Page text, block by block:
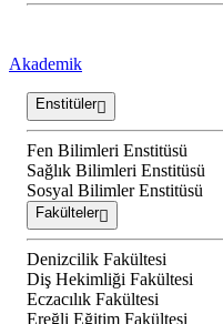
Akademik
Enstitüler
Fen Bilimleri Enstitüsü
Sağlık Bilimleri Enstitüsü
Sosyal Bilimler Enstitüsü
Fakülteler
Denizcilik Fakültesi
Diş Hekimliği Fakültesi
Eczacılık Fakültesi
Ereğli Eğitim Fakültesi